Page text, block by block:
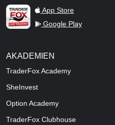
TraderFox Live Trading
App Store
Google Play
AKADEMIEN
TraderFox Academy
SheInvest
Option Academy
TraderFox Clubhouse